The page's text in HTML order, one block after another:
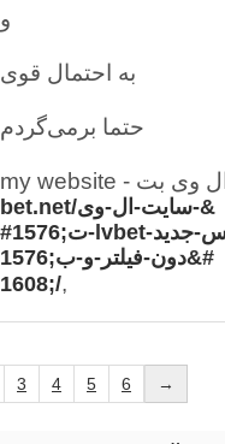
و
به احتمال قوی
حتما برمی‌گردم
bet.net/سایت-ال-وی-&
1576;دون-فیلتر-و-ب&#
1608;/,
3 4 5 6 →